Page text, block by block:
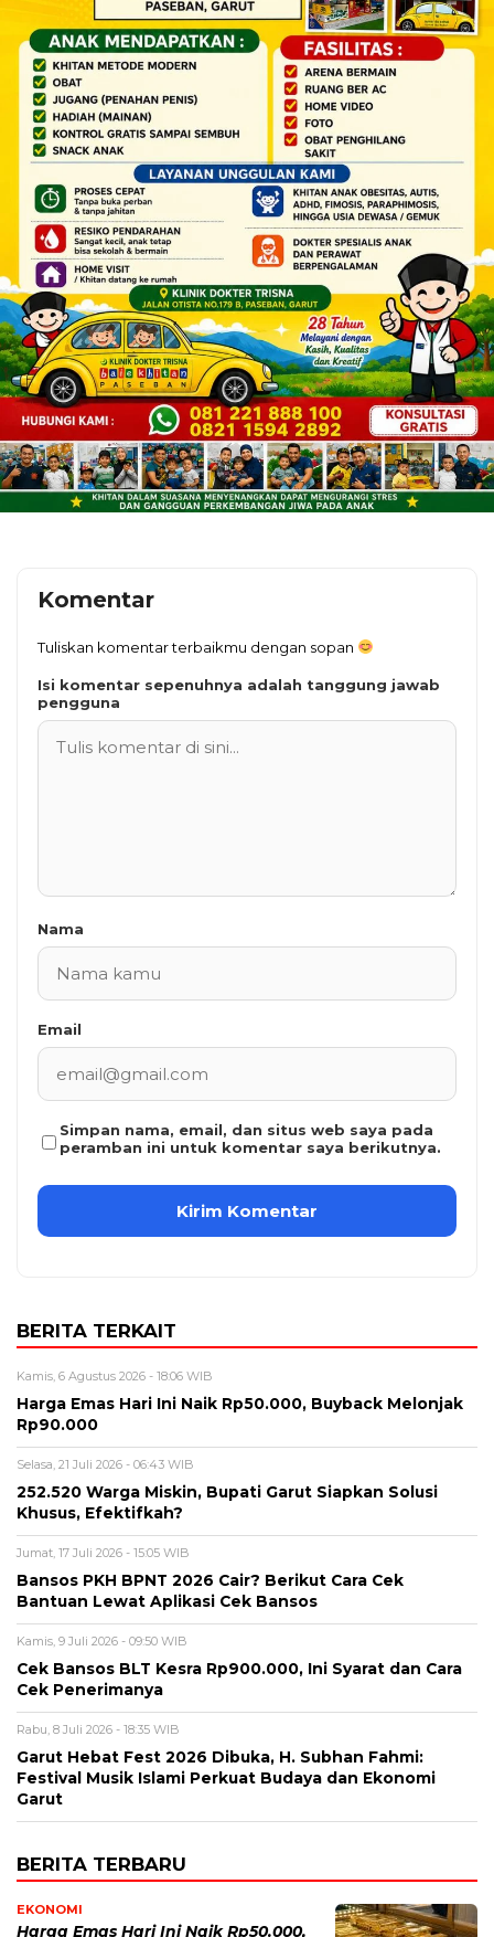
Komentar
Tuliskan komentar terbaikmu dengan sopan
Isi komentar sepenuhnya adalah tanggung jawab
pengguna
Nama
Email
Simpan nama, email, dan situs web saya pada
peramban ini untuk komentar saya berikutnya.
BERITA TERKAIT
Kamis, 6 Agustus 2026 - 18:06 WIB
Harga Emas Hari Ini Naik Rp50.000, Buyback Melonjak
Rp90.000
Selasa, 21 Juli 2026 - 06:43 WIB
252.520 Warga Miskin, Bupati Garut Siapkan Solusi
Khusus, Efektifkah?
Jumat, 17 Juli 2026 - 15:05 WIB
Bansos PKH BPNT 2026 Cair? Berikut Cara Cek
Bantuan Lewat Aplikasi Cek Bansos
Kamis, 9 Juli 2026 - 09:50 WIB
Cek Bansos BLT Kesra Rp900.000, Ini Syarat dan Cara
Cek Penerimanya
Rabu, 8 Juli 2026 - 18:35 WIB
Garut Hebat Fest 2026 Dibuka, H. Subhan Fahmi:
Festival Musik Islami Perkuat Budaya dan Ekonomi
Garut
BERITA TERBARU
EKONOMI
Harga Emas Hari Ini Naik Rp50.000,